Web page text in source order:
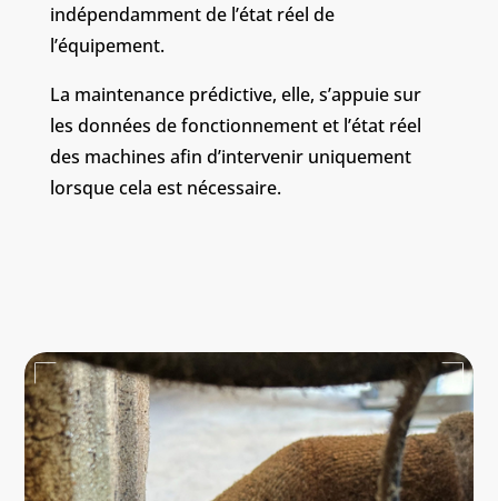
indépendamment de l’état réel de
l’équipement.
La maintenance prédictive, elle, s’appuie sur
les données de fonctionnement et l’état réel
des machines afin d’intervenir uniquement
lorsque cela est nécessaire.